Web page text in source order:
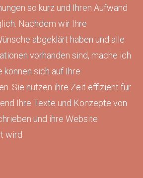
so kurz und Ihren Aufwand
Nachdem wir Ihre
abgeklärt haben und alle
vorhanden sind, mache ich
können sich auf Ihre
Sie nutzen ihre Zeit effizient für
Ihre Texte und Konzepte von
und ihre Website
wird.